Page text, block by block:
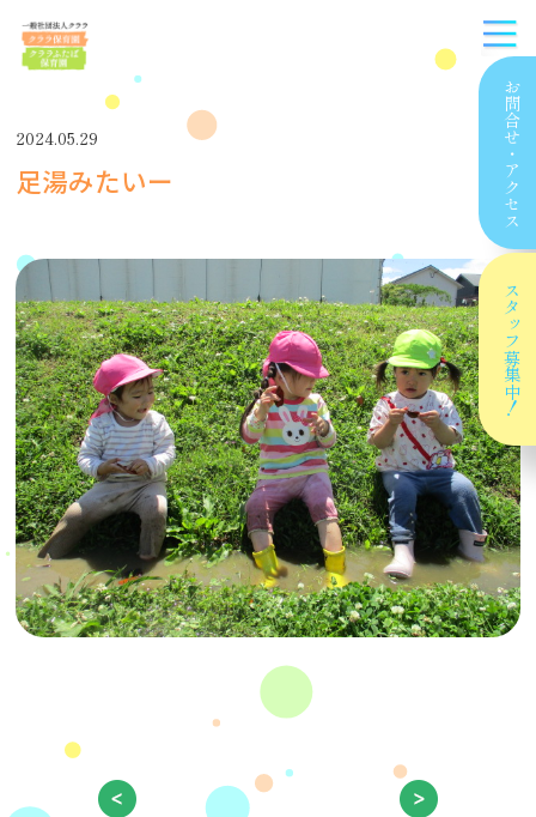
お問合せ
・
アクセス
スタッフ
募集中！
2024.05.29
足湯みたいー